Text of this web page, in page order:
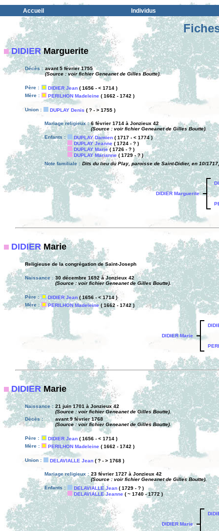
Accueil Individus
DIDIERMarguerite
Décès : avant 5 février 1755
(Source : voir fichier Geneanet de Gilles Boutte).
Père : DIDIER Jean ( 1656 - < 1714 )
Mère :
PERILHON Madeleine ( 1662 - 1742 )
Union : DUPLAY Denis ( ? - > 1755 )
Mariage religieux : 6 février 1714 à Jonzieux 42
(Source : voir fichier Geneanet de Gilles Boutte).
Enfants :
DUPLAY Damien ( 1717 - < 1774 )
DUPLAY Jeanne ( 1724 - ? )
DUPLAY Marie( 1726 - ? )
DUPLAY Marianne ( 1729 - ? )
Note familiale : Dits du lieu du Play, paroisse de Saint-Didier, en 10/
DIDIER Marguerite
DIDIERMarie
Religieuse de la congrégation de Saint-Joseph
Naissance : 30 décembre 1692 à Jonzieux 42
(Source : voir fichier Geneanet de Gilles Boutte).
Père : DIDIER Jean ( 1656 - < 1714 )
Mère :
PERILHON Madeleine( 1662 - 1742 )
DIDIER Marie
DIDIER Marie
Naissance : 21 juin 1701 à Jonzieux 42
(Source : voir fichier Geneanet de Gilles Boutte).
Décès :
avant 9 février 1768
(Source : voir fichier Geneanet de Gilles Boutte).
Père : DIDIER Jean ( 1656 - < 1714 )
Mère :
PERILHON Madeleine ( 1662 - 1742 )
Union : DELAVIALLE Jean ( ? - > 1768 )
Mariage religieux : 23 février 1727 à Jonzieux 42
(Source : voir fichier Geneanet de Gilles Boutte).
Enfants :
DELAVIALLE Jean ( 1729 - ? )
DELAVIALLE Jeanne ( ~ 1740 - 1772 )
DIDIER Marie